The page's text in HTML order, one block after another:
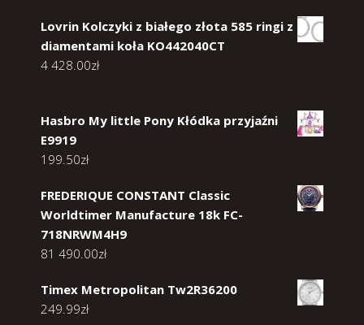
Lovrin Kolczyki z białego złota 585 ringi z
diamentami koła KO442040CT
4 428.00zł
Hasbro My little Pony Kłódka przyjaźni
E9919
199.50zł
FREDERIQUE CONSTANT Classic
Worldtimer Manufacture 18k FC-
718NRWM4H9
81 490.00zł
Timex Metropolitan Tw2R36200
249.99zł